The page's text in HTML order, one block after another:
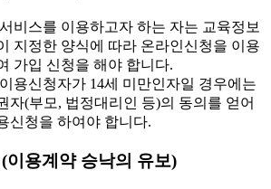
비스를 이용하고자 하는 자는 교육정보
지정한 양식에 따라 온라인신청을 이용
가입 신청을 해야 합니다.
용신청자가 14세 미만인자일 경우에는
자(부모, 법정대리인 등)의 동의를 얻어
신청을 하여야 합니다.
이용계약 승낙의 유보)